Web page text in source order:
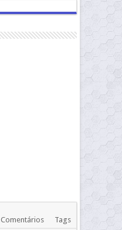
Comentários Tags